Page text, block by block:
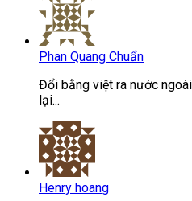
Phan Quang Chuẩn
Đổi bằng việt ra nước
lại...
Henry hoang